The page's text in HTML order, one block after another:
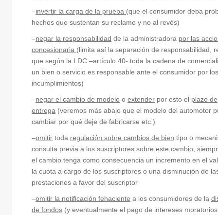
–invertir la carga de la prueba (que el consumidor deba
hechos que sustentan su reclamo y no al revés)
–negar la responsabilidad de la administradora por las
concesionaria (limita así la separación de responsabilidad,
que según la LDC –artículo 40- toda la cadena de
un bien o servicio es responsable ante el consumidor por los
incumplimientos)
–negar el cambio de modelo o extender por esto el plazo de
entrega (veremos más abajo que el modelo del automotor
cambiar por qué deje de fabricarse etc.)
–omitir toda regulación sobre cambios de bien tipo o
consulta previa a los suscriptores sobre este cambio,
el cambio tenga como consecuencia un incremento en el
la cuota a cargo de los suscriptores o una disminución de
prestaciones a favor del suscriptor
–omitir la notificación fehaciente a los consumidores de la
de fondos (y eventualmente el pago de intereses